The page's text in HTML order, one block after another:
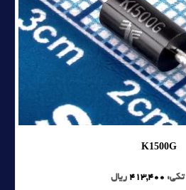
K1500G
413,400 ریال